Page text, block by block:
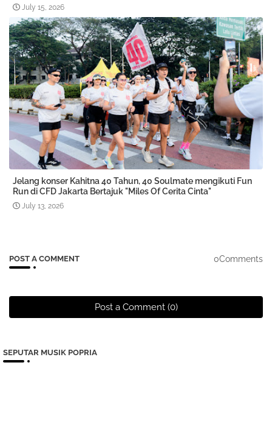
July 15, 2026
Jelang konser Kahitna 40 Tahun, 40 Soulmate mengikuti Fun
Run di CFD Jakarta Bertajuk "Miles Of Cerita Cinta"
July 13, 2026
POST A COMMENT 0Comments
Post a Comment (0)
SEPUTAR MUSIK POPRIA